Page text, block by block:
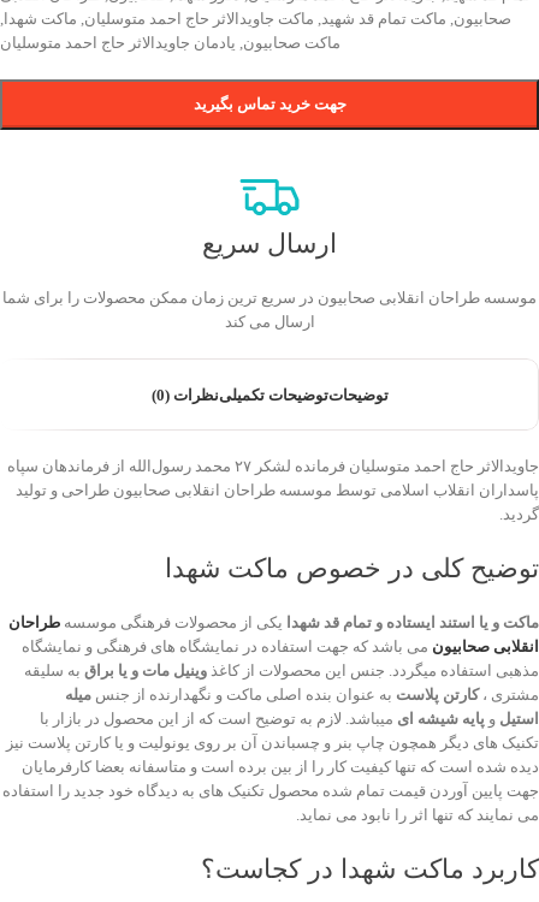
صحابیون, ماکت تمام قد شهید, ماکت جاویدالاثر حاج احمد متوسلیان, ماکت شهدا ,
ماکت صحابیون, یادمان جاویدالاثر حاج احمد متوسلیان
جهت خرید تماس بگیرید
ارسال سریع
موسسه طراحان انقلابی صحابیون در سریع ترین زمان ممکن محصولات را برای شما
ارسال می کند
توضیحاتتوضیحات تکمیلینظرات (0)
جاویدالاثر حاج احمد متوسلیان فرمانده لشکر ۲۷ محمد رسول‌الله از فرماندهان سپاه
پاسداران انقلاب اسلامی توسط موسسه طراحان انقلابی صحابیون طراحی و تولید
گردید.
توضیح کلی در خصوص ماکت شهدا
ماکت و یا استند ایستاده و تمام قد شهدا یکی از محصولات فرهنگی موسسه طراحان
انقلابی صحابیون می باشد که جهت استفاده در نمایشگاه های فرهنگی و نمایشگاه
مذهبی استفاده میگردد. جنس این محصولات از کاغذ وینیل مات و یا براق به سلیقه
مشتری ،کارتن پلاست به عنوان بنده اصلی ماکت و نگهدارنده از جنس میله
استیل و پایه شیشه ای میباشد. لازم به توضیح است که از این محصول در بازار با
تکنیک های دیگر همچون چاپ بنر و چسباندن آن بر روی یونولیت و یا کارتن پلاست نیز
دیده شده است که تنها کیفیت کار را از بین برده است و متاسفانه بعضا کارفرمایان
جهت پایین آوردن قیمت تمام شده محصول تکنیک های به دیدگاه خود جدید را استفاده
می نمایند که تنها اثر را نابود می نماید.
کاربرد ماکت شهدا در کجاست؟